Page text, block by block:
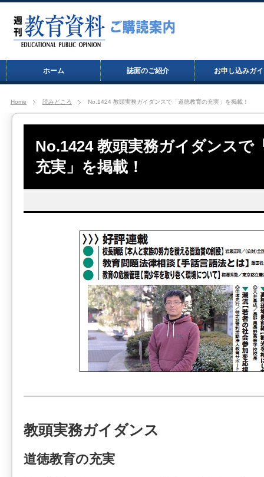
ホーム 誌面のご紹介 お申し込みガ
Home 読みどころ No.1424 教頭実務ガイダンスで「道徳教育の充実」を掲載！
No.1424 教頭実務ガイダンスで
充実」を掲載！
教頭実務ガイダンス
道徳教育の充実